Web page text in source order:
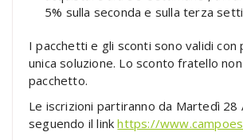
5% sulla seconda e sulla terza
I pacchetti e gli sconti sono validi con
unica soluzione. Lo sconto fratello
pacchetto.
Le iscrizioni partiranno da Martedì 28
seguendo il linkhttps://